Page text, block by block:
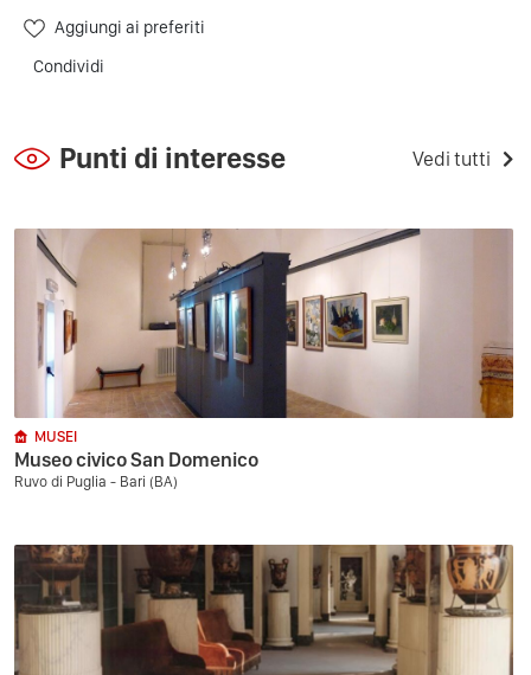
Aggiungi ai preferiti
Condividi
Punti di interesse Vedi tutti
MUSEI
Museo civico San Domenico
Ruvo di Puglia - Bari (BA)